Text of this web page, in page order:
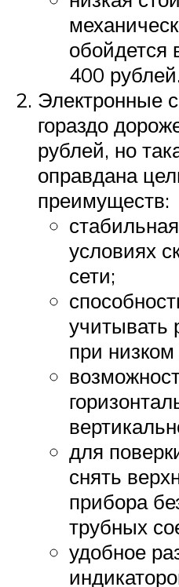
обойдется
400
Электронные
гораздо
рублей, но
оправдана
преимуществ:
условиях
сети;
учитывать
при
для
снять
прибора
трубных
удобное